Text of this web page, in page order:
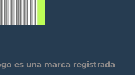
es una marca registrada